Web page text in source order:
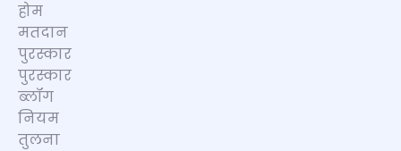
होम
मतदान
पुरस्कार
पुरस्कार
ब्लॉग
नियम
तुलना